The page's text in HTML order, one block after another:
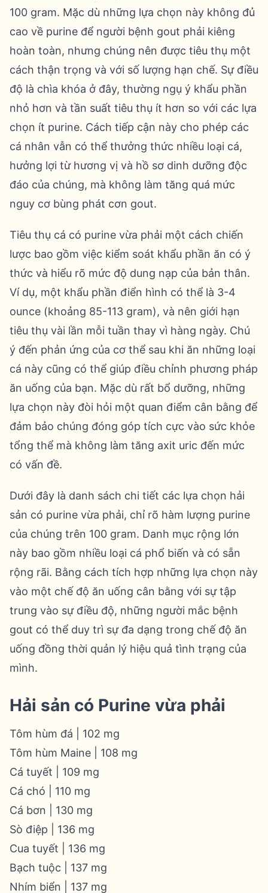
100 gram. Mặc dù những lựa chọn này không đủ
cao về purine để người bệnh gout phải kiêng
hoàn toàn, nhưng chúng nên được tiêu thụ một
cách thận trọng và với số lượng hạn chế. Sự điều
độ là chìa khóa ở đây, thường ngụ ý khẩu phần
nhỏ hơn và tần suất tiêu thụ ít hơn so với các lựa
chọn ít purine. Cách tiếp cận này cho phép các
cá nhân vẫn có thể thưởng thức nhiều loại cá,
hưởng lợi từ hương vị và hồ sơ dinh dưỡng độc
đáo của chúng, mà không làm tăng quá mức
nguy cơ bùng phát cơn gout.
Tiêu thụ cá có purine vừa phải một cách chiến
lược bao gồm việc kiểm soát khẩu phần ăn có ý
thức và hiểu rõ mức độ dung nạp của bản thân.
Ví dụ, một khẩu phần điển hình có thể là 3-4
ounce (khoảng 85-113 gram), và nên giới hạn
tiêu thụ vài lần mỗi tuần thay vì hàng ngày. Chú
ý đến phản ứng của cơ thể sau khi ăn những loại
cá này cũng có thể giúp điều chỉnh phương pháp
ăn uống của bạn. Mặc dù rất bổ dưỡng, những
lựa chọn này đòi hỏi một quan điểm cân bằng để
đảm bảo chúng đóng góp tích cực vào sức khỏe
tổng thể mà không làm tăng axit uric đến mức
có vấn đề.
Dưới đây là danh sách chi tiết các lựa chọn hải
sản có purine vừa phải, chỉ rõ hàm lượng purine
của chúng trên 100 gram. Danh mục rộng lớn
này bao gồm nhiều loại cá phổ biến và có sẵn
rộng rãi. Bằng cách tích hợp những lựa chọn này
vào một chế độ ăn uống cân bằng với sự tập
trung vào sự điều độ, những người mắc bệnh
gout có thể duy trì sự đa dạng trong chế độ ăn
uống đồng thời quản lý hiệu quả tình trạng của
mình.
Hải sản có Purine vừa phải
Tôm hùm đá | 102 mg
Tôm hùm Maine | 108 mg
Cá tuyết | 109 mg
Cá chó | 110 mg
Cá bơn | 130 mg
Sò điệp | 136 mg
Cua tuyết | 136 mg
Bạch tuộc | 137 mg
Nhím biển | 137 mg